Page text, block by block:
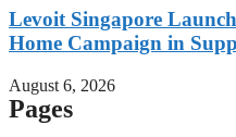
Levoit Singapore
Home Campaign in
August 6, 2026
Pages